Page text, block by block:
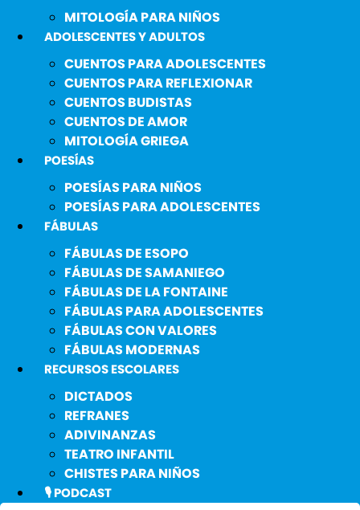
MITOLOGÍA PARA NIÑOS
ADOLESCENTES Y ADULTOS
CUENTOS PARA ADOLESCENTES
CUENTOS PARA REFLEXIONAR
CUENTOS BUDISTAS
CUENTOS DE AMOR
MITOLOGÍA GRIEGA
POESÍAS
POESÍAS PARA NIÑOS
POESÍAS PARA ADOLESCENTES
FÁBULAS
FÁBULAS DE ESOPO
FÁBULAS DE SAMANIEGO
FÁBULAS DE LA FONTAINE
FÁBULAS PARA ADOLESCENTES
FÁBULAS CON VALORES
FÁBULAS MODERNAS
RECURSOS ESCOLARES
DICTADOS
REFRANES
ADIVINANZAS
TEATRO INFANTIL
CHISTES PARA NIÑOS
🎙️ PODCAST